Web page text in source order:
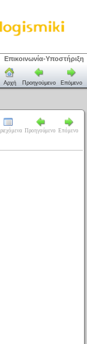
Επικοινωνία-Υποστήριξη
Αρχή Προηγούμενο Επόμενο